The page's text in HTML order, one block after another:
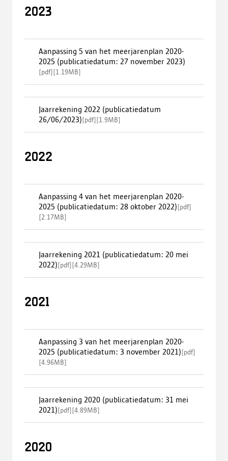
2023
Aanpassing 5 van het meerjarenplan 2020-
2025 (publicatiedatum: 27 november 2023)
[pdf][1.19MB]
Jaarrekening 2022 (publicatiedatum
26/06/2023)[pdf][1.9MB]
2022
Aanpassing 4 van het meerjarenplan 2020-
2025 (publicatiedatum: 28 oktober 2022)[pdf]
[2.17MB]
Jaarrekening 2021 (publicatiedatum: 20 mei
2022)[pdf][4.29MB]
2021
Aanpassing 3 van het meerjarenplan 2020-
2025 (publicatiedatum: 3 november 2021)[pdf]
[4.96MB]
Jaarrekening 2020 (publicatiedatum: 31 mei
2021)[pdf][4.89MB]
2020